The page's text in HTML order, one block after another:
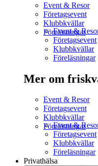
Event & Resor
Företagsevent
Klubbkvällar
Föreläsningar
Event &
Företagsevent
Klubbkvällar
Föreläsningar
Mer om
Event & Resor
Företagsevent
Klubbkvällar
Föreläsningar
Event &
Företagsevent
Klubbkvällar
Föreläsningar
Privathälsa